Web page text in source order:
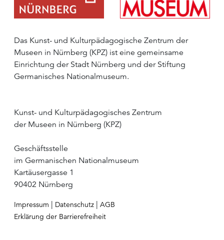
Das Kunst- und Kulturpädagogische Zentrum der
Museen in Nürnberg (KPZ) ist eine gemeinsame
Einrichtung der Stadt Nürnberg und der Stiftung
Germanisches Nationalmuseum.
Kunst- und Kulturpädagogisches Zentrum
der Museen in Nürnberg (KPZ)
Geschäftsstelle
im Germanischen Nationalmuseum
Kartäusergasse 1
90402 Nürnberg
Impressum Datenschutz
AGB
Erklärung der Barrierefreiheit